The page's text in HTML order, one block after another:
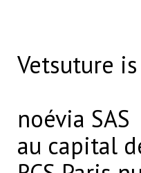
Vetsuture
noévia SAS
au capital